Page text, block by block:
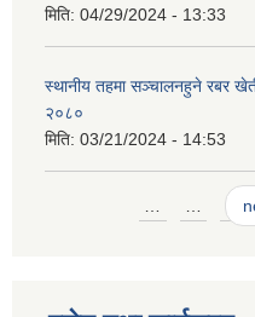
मिति: 04/29/2024 - 13:33
स्थानीय तहमा सञ्चालनहुने रबर खेती
२०८०
मिति: 03/21/2024 - 14:53